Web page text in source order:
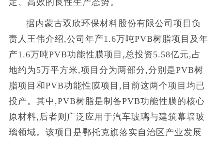
据内蒙古双欣环保材料股份有限公司项目负
责人王伟介绍,公司年产1.6万吨PVB树脂项目及年
产1.6万吨PVB功能性膜项目,总投资5.58亿元,占
地约为5万平方米,项目分为两部分,分别是PVB树
脂项目和PVB功能性膜项目,目前这两个项目均已
投产。其中,PVB树脂是制备PVB功能性膜的核心
原材料,后者则广泛应用于汽车玻璃与建筑幕墙玻
璃领域。该项目是鄂托克旗落实自治区产业发展